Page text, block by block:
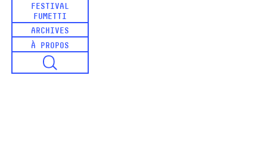
FESTIVAL
FUMETTI
ARCHIVES
À PROPOS